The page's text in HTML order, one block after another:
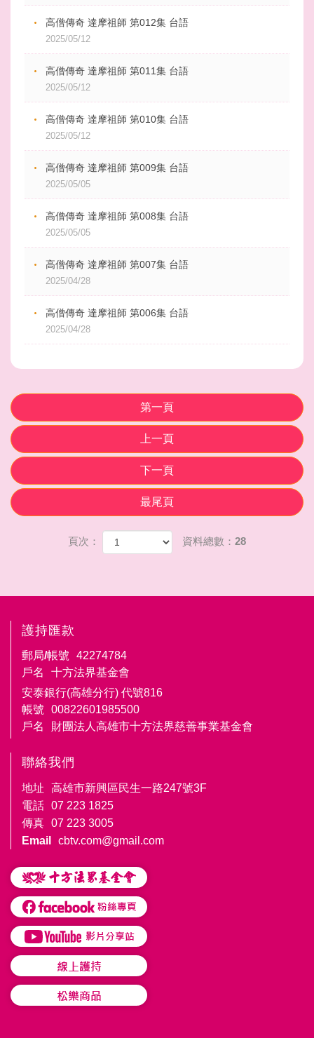
高僧傳奇 達摩祖師 第012集 台語
2025/05/12
高僧傳奇 達摩祖師 第011集 台語
2025/05/12
高僧傳奇 達摩祖師 第010集 台語
2025/05/12
高僧傳奇 達摩祖師 第009集 台語
2025/05/05
高僧傳奇 達摩祖師 第008集 台語
2025/05/05
高僧傳奇 達摩祖師 第007集 台語
2025/04/28
高僧傳奇 達摩祖師 第006集 台語
2025/04/28
第一頁
上一頁
下一頁
最尾頁
頁次： 資料總數：28
護持匯款
郵局/帳號
42274784
戶名
十方法界基金會
安泰銀行(高雄分行) 代號816
帳號
00822601985500
戶名
財團法人高雄市十方法界慈善事業基金會
聯絡我們
地址
高雄市新興區民生一路247號3F
電話 07 223 1825
傳真 07 223 3005
Email
cbtv.com@gmail.com